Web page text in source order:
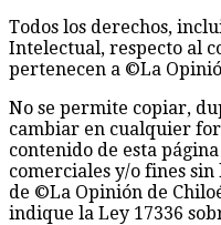
Todos los derechos,
Intelectual, respecto al
pertenecen a ©La
No se permite copiar,
cambiar en cualquier
contenido de esta
comerciales y/o fines
de ©La Opinión de
indique la Ley 17336